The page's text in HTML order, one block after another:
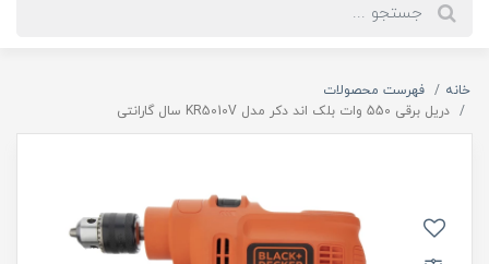
خانه
فهرست محصولات
دریل برقی 550 وات بلک اند دکر مدل KR5010V سال گارانتی